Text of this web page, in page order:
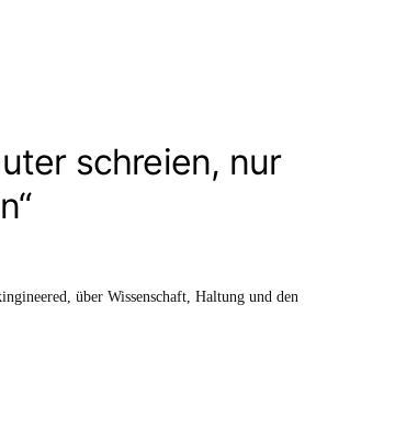
schreien, nur
über Wissenschaft, Haltung und den